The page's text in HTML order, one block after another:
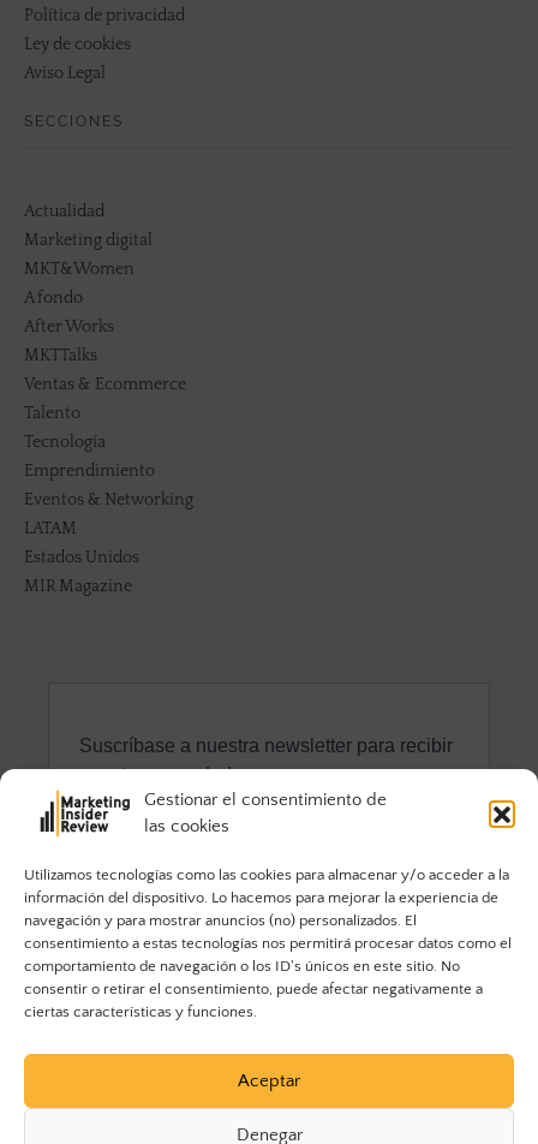
Gestionar el consentimiento de
las cookies
Utilizamos tecnologías como las cookies para almacenar y/o acceder a la
información del dispositivo. Lo hacemos para mejorar la experiencia de
navegación y para mostrar anuncios (no) personalizados. El
consentimiento a estas tecnologías nos permitirá procesar datos como el
comportamiento de navegación o los ID's únicos en este sitio. No
consentir o retirar el consentimiento, puede afectar negativamente a
ciertas características y funciones.
Aceptar
Denegar
Política de privacidad
Ley de cookies
Aviso Legal
SECCIONES
Actualidad
Marketing digital
MKT&Women
A fondo
After Works
MKTTalks
Ventas & Ecommerce
Talento
Tecnología
Emprendimiento
Eventos & Networking
LATAM
Estados Unidos
MIR Magazine